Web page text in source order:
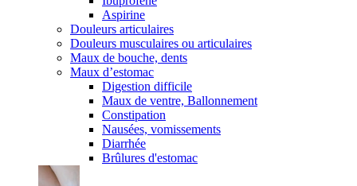
Aspirine
Douleurs articulaires
Douleurs musculaires ou articulaires
Maux de bouche, dents
Maux d’estomac
Digestion difficile
Maux de ventre, Ballonnement
Constipation
Nausées, vomissements
Diarrhée
Brûlures d'estomac